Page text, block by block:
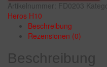
Artikelnummer: FD0203
Heros H10
Beschreibung
Rezensionen (0)
Beschreibung